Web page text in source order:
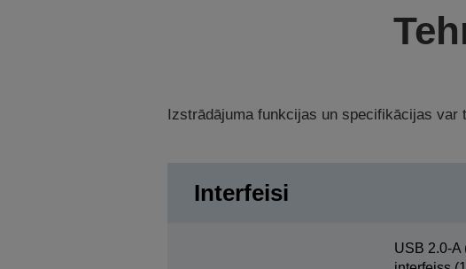
Izstrādājuma funkcijas un specifikācijas
Interfeisi
USB 2.0-A